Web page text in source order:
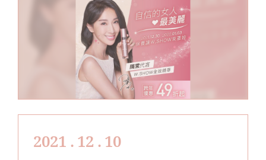
2021 . 12 . 10